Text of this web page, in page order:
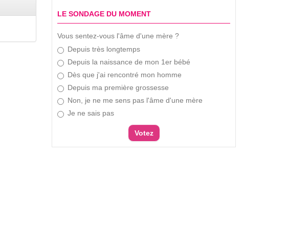
LE SONDAGE DU MOMENT
Vous sentez-vous l'âme d'une mère ?
Depuis très longtemps
Depuis la naissance de mon 1er bébé
Dès que j'ai rencontré mon homme
Depuis ma première grossesse
Non, je ne me sens pas l'âme d'une mère
Je ne sais pas